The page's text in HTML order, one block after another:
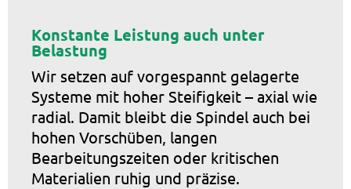
Konstante Leistung auch unter
Belastung
Wir setzen auf vorgespannt gelagerte
Systeme mit hoher Steifigkeit – axial wie
radial. Damit bleibt die Spindel auch bei
hohen Vorschüben, langen
Bearbeitungszeiten oder kritischen
Materialien ruhig und präzise.